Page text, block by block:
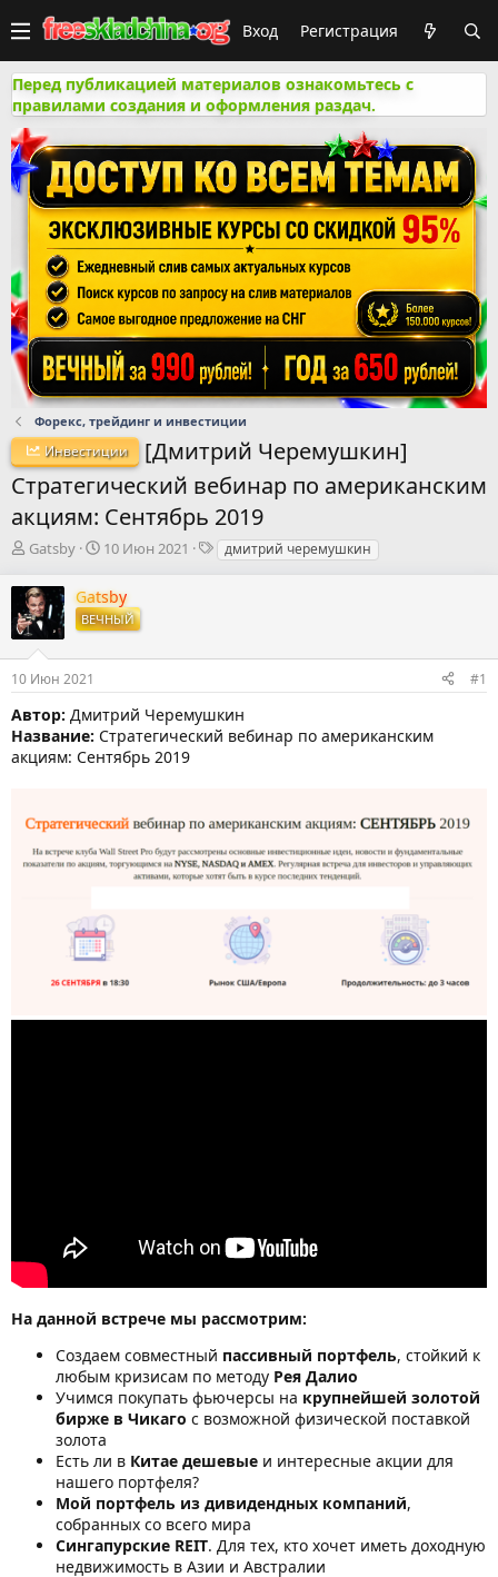
Вход Регистрация
Перед публикацией материалов ознакомьтесь с
правилами создания и оформления раздач.
Форекс, трейдинг и инвестиции
Инвестиции
[Дмитрий Черемушкин]
Стратегический вебинар по американским
акциям: Сентябрь 2019
А
т
о
р
м
ы
Gatsby
Д
т
а
н
а
л
а
10 Июн 2021
Тдмитрий черемушкин
Gatsby
ВЕЧНЫЙ
10 Июн 2021 #1
Автор: Дмитрий Черемушкин
Название: Стратегический вебинар по американским
акциям: Сентябрь 2019
На данной встрече мы рассмотрим:
Создаем совместный пассивный портфель, стойкий к
любым кризисам по методу Рея Далио
Учимся покупать фьючерсы на крупнейшей золотой
бирже в Чикаго с возможной физической поставкой
золота
Есть ли в Китае дешевые и интересные акции для
нашего портфеля?
Мой портфель из дивидендных компаний,
собранных со всего мира
Сингапурские REIT. Для тех, кто хочет иметь доходную
недвижимость в Азии и Австралии